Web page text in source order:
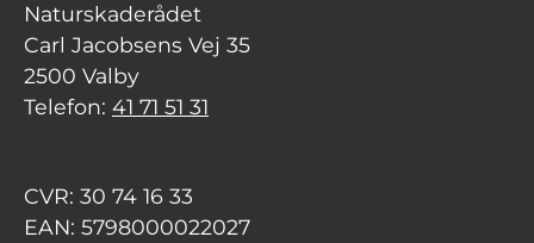
Naturskaderådet
Carl Jacobsens Vej 35
2500 Valby
Telefon: 41 71 51 31
CVR: 30 74 16 33
EAN: 5798000022027